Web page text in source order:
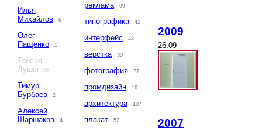
Илья
Михайлов
6
Олег
Пащенко
1
Таисия
Лушенко
Тимур
Бурбаев
2
Алексей
Шаршаков
4
реклама 99
типографика 42
интерфейс 48
верстка 30
фотография 77
промдизайн 16
архитектура 107
плакат 52
2009
26.09
2007